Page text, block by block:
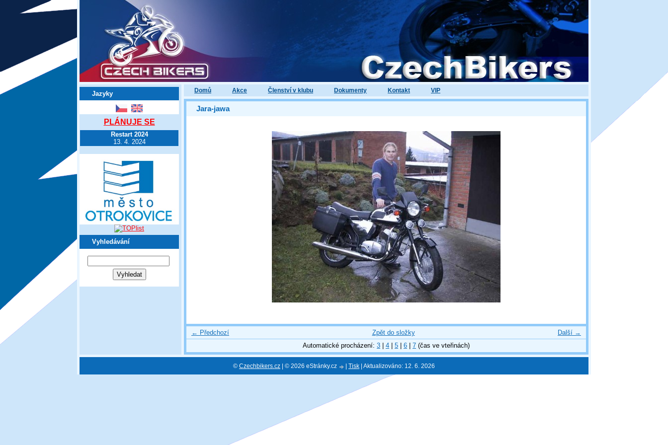
Domů Akce Členství v klubu Dokumenty Kontakt VIP
Jazyky
PLÁNUJE SE
Restart 2024
13. 4. 2024
Vyhledávání
Jara-jawa
← Předchozí Další →
Zpět do složky
Automatické procházení: 3 4 5 6 7 (čas ve vteřinách)
© Czechbikers.cz | © 2026 eStránky.cz Tisk Aktualizováno: 12. 6. 2026